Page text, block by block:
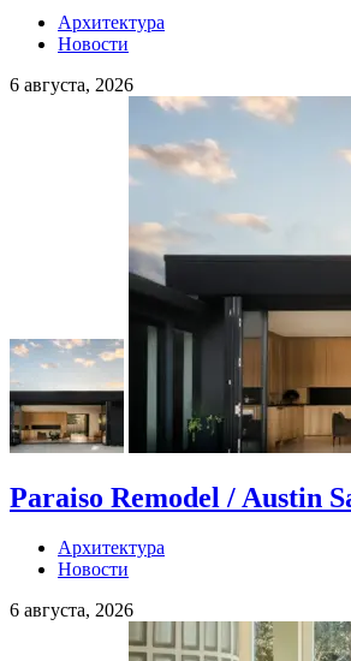
Архитектура
Новости
6 августа, 2026
Paraiso Remodel / Austin
Архитектура
Новости
6 августа, 2026